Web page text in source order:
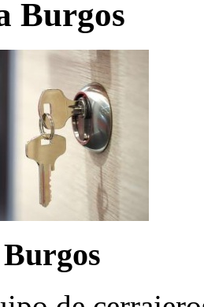
Burgos